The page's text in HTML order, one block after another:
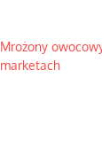
Mrożony
marketach